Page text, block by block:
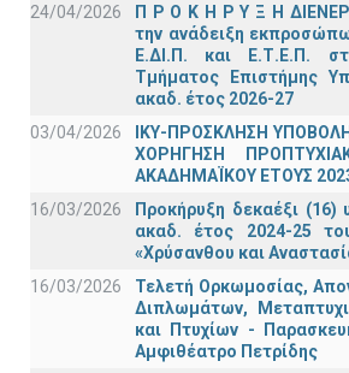
24/04/2026
Π Ρ Ο Κ Η Ρ Υ Ξ Η
την ανάδειξη
Ε.ΔΙ.Π. και Ε.Τ.Ε.Π.
Τμήματος Επιστήμης
ακαδ. έτος 2026-27
03/04/2026
ΙΚΥ-ΠΡΟΣΚΛΗΣΗ
ΧΟΡΗΓΗΣΗ
ΑΚΑΔΗΜΑΪΚΟΥ ΕΤΟΥΣ
16/03/2026
Προκήρυξη δεκαέξι (16)
ακαδ. έτος 2024-25
«Χρύσανθου και
16/03/2026
Τελετή Ορκωμοσίας,
Διπλωμάτων,
και Πτυχίων -
Αμφιθέατρο Πετρίδης